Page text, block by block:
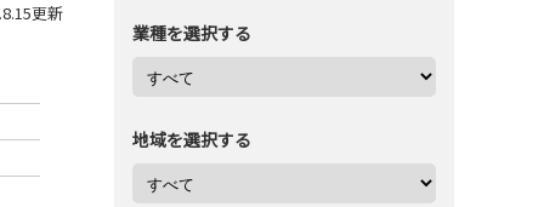
業種を選択する
地域を選択する
更新